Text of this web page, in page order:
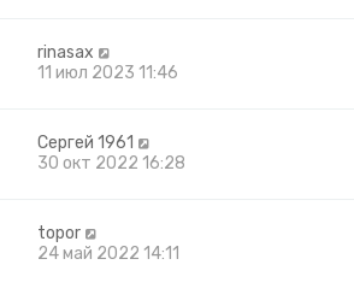
rinasax
11 июл 2023 11:46
Сергей 1961
30 окт 2022 16:28
topor
24 май 2022 14:11